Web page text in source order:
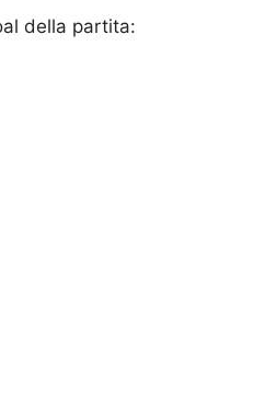
della partita: